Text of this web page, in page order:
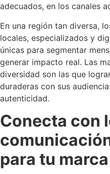
adecuados, en los canales
En una región tan diversa,
locales, especializados y
únicas para segmentar
generar impacto real. Las
diversidad son las que
duraderas con sus
autenticidad.
Conecta con
para tu marca